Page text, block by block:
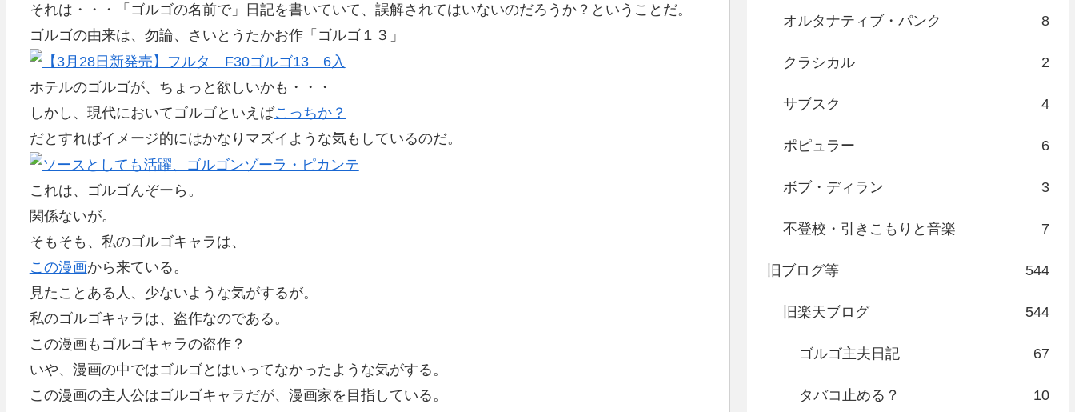
それは・・・「ゴルゴの名前で」日記を書いていて、誤解されてはいないのだろうか？ということだ。
ゴルゴの由来は、勿論、さいとうたかお作「ゴルゴ１３」
ホテルのゴルゴが、ちょっと欲しいかも・・・
しかし、現代においてゴルゴといえばこっちか？
だとすればイメージ的にはかなりマズイような気もしているのだ。
これは、ゴルゴんぞーら。
関係ないが。
そもそも、私のゴルゴキャラは、
この漫画から来ている。
見たことある人、少ないような気がするが。
私のゴルゴキャラは、盗作なのである。
この漫画もゴルゴキャラの盗作？
いや、漫画の中ではゴルゴとはいってなかったような気がする。
この漫画の主人公はゴルゴキャラだが、漫画家を目指している。
オルタナティブ・パンク 8
クラシカル 2
サブスク 4
ポピュラー 6
ボブ・ディラン 3
不登校・引きこもりと音楽 7
旧ブログ等 544
旧楽天ブログ 544
ゴルゴ主夫日記 67
タバコ止める？ 10